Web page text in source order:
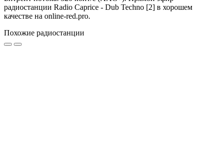
радиостанции Radio Caprice - Dub Techno [2] в хорошем
качестве на online-red.pro.
Похожие радиостанции